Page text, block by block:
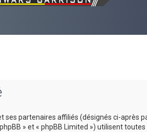
partenaires affiliés (désignés ci-après
» et « phpBB Limited ») utilisent